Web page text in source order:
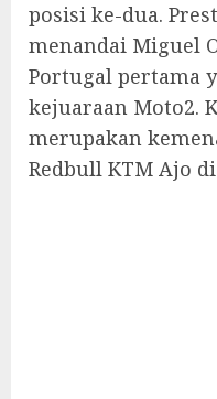
posisi ke-dua.
menandai Miguel
Portugal pertama
kejuaraan Moto2.
merupakan
Redbull KTM Ajo